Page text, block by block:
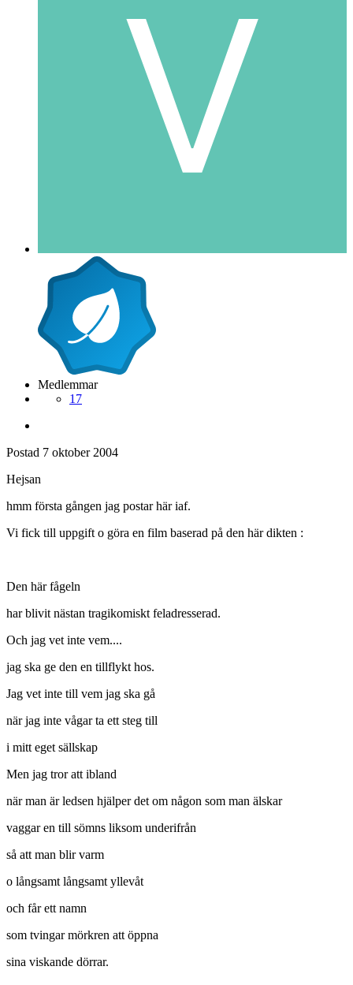
Medlemmar
17
Postad 7 oktober 2004
Hejsan
hmm första gången jag postar här iaf.
Vi fick till uppgift o göra en film baserad på den här dikten :
Den här fågeln
har blivit nästan tragikomiskt feladresserad.
Och jag vet inte vem....
jag ska ge den en tillflykt hos.
Jag vet inte till vem jag ska gå
när jag inte vågar ta ett steg till
i mitt eget sällskap
Men jag tror att ibland
när man är ledsen hjälper det om någon som man älskar
vaggar en till sömns liksom underifrån
så att man blir varm
o långsamt långsamt yllevåt
och får ett namn
som tvingar mörkren att öppna
sina viskande dörrar.